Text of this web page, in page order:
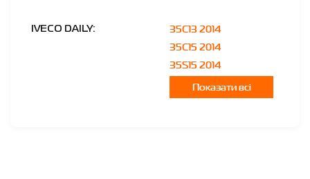
IVECO DAILY:
35C13 2014
35C15 2014
35S15 2014
Показати всі